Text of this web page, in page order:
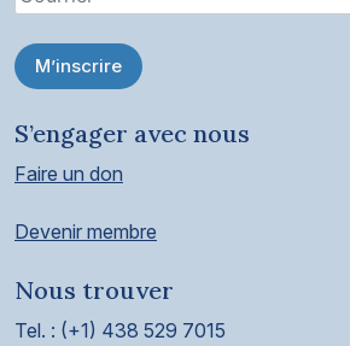
M’inscrire
S’engager avec nous
Faire un don
Devenir membre
Nous trouver
Tel. : (+1) 438 529 7015